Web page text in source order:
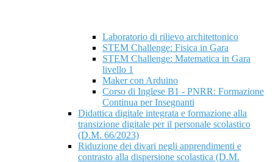
Laboratorio di rilievo architettonico
STEM Challenge: Fisica in Gara
STEM Challenge: Matematica in Gara
livello 1
Maker con Arduino
Corso di Inglese B1 - PNRR: Formazione
Continua per Insegnanti
Didattica digitale integrata e formazione alla
transizione digitale per il personale scolastico
(D.M. 66/2023)
Riduzione dei divari negli apprendimenti e
contrasto alla dispersione scolastica (D.M.